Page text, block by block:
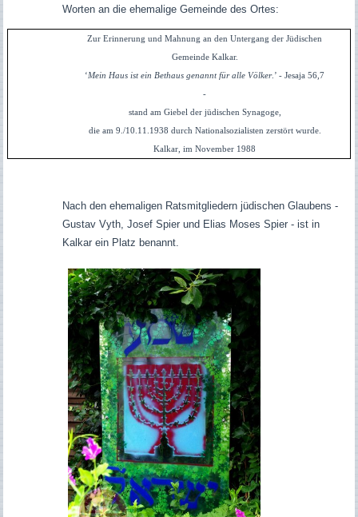
Worten an die ehemalige Gemeinde des Ortes:
Zur Erinnerung und Mahnung an den Untergang der Jüdischen
Gemeinde Kalkar.
‘Mein Haus ist ein Bethaus genannt für alle Völker.’ - Jesaja 56,7
-
stand am Giebel der jüdischen Synagoge,
die am 9./10.11.1938 durch Nationalsozialisten zerstört wurde.
Kalkar, im November 1988
Nach den ehemaligen Ratsmitgliedern jüdischen Glaubens -
Gustav Vyth, Josef Spier und Elias Moses Spier - ist in
Kalkar ein Platz benannt.